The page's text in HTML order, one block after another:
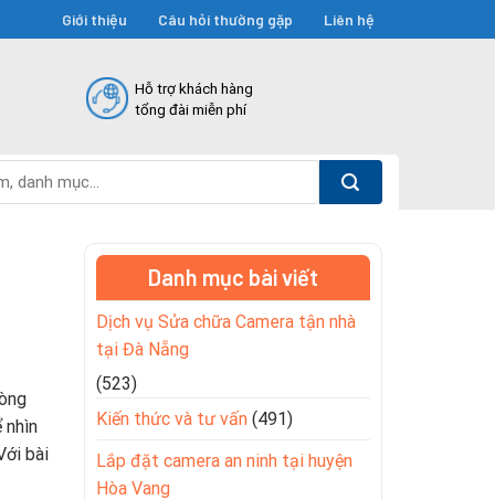
Giới thiệu Câu hỏi thường gặp Liên hệ
Hỗ trợ khách hàng
tổng đài miễn phí
nhìn
bài
Danh mục bài viết
Dịch vụ Sửa chữa Camera tận nhà
tại Đà Nẵng
(523)
Kiến thức và tư vấn (491)
Lắp đặt camera an ninh tại huyện
Hòa Vang